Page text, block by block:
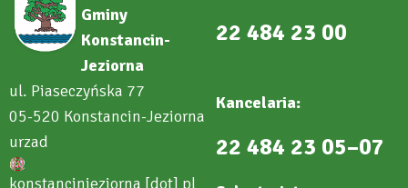
Gminy
Konstancin-
Jeziorna
ul. Piaseczyńska 77
05-520 Konstancin-Jeziorna
urzad
konstancinjeziorna [dot] pl
22 484 23 00
Kancelaria:
22 484 23 05–07